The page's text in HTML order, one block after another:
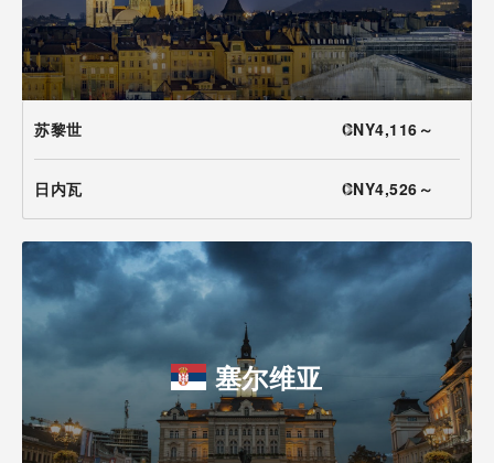
苏黎世 CNY4,116～
日内瓦 CNY4,526～
塞尔维亚